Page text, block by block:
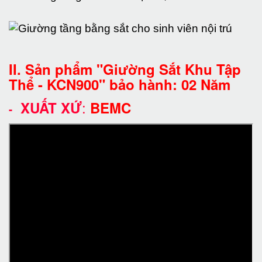
II. Sản phẩm "Giường Sắt Khu Tập
Thể - KCN900" bảo hành: 02 Năm
- XUẤT XỨ: BEMC